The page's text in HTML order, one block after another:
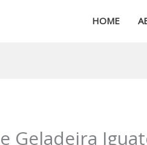
HOME
Geladeira